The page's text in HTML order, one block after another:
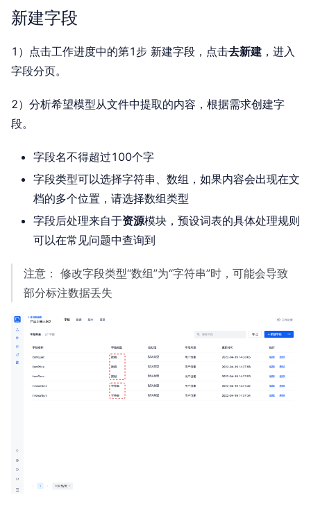
新建字段
1）点击工作进度中的第1步 新建字段，点击去新建 ，进入
字段分页。
2）分析希望模型从文件中提取的内容，根据需求创建字
段。
字段名不得超过100个字
字段类型可以选择字符串、数组，如果内容会出现在文
档的多个位置，请选择数组类型
字段后处理来自于资源模块，预设词表的具体处理规则
可以在常见问题中查询到
注意： 修改字段类型“数组”为“字符串”时，可能会导致
部分标注数据丢失